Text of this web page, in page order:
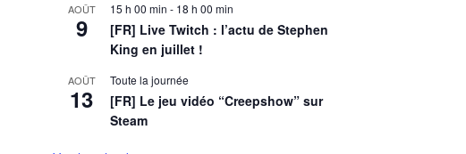
AOÛT
9
15 h 00 min - 18 h 00 min
[FR] Live Twitch : l’actu de Stephen
King en juillet !
AOÛT
13
Toute la journée
[FR] Le jeu vidéo “Creepshow” sur
Steam